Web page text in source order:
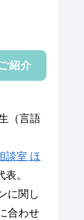
紹介
（言語
談室 ほ
表。
に関し
合わせ